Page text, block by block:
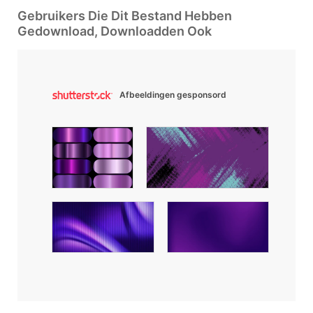
Gebruikers Die Dit Bestand Hebben
Gedownload, Downloadden Ook
Afbeeldingen gesponsord